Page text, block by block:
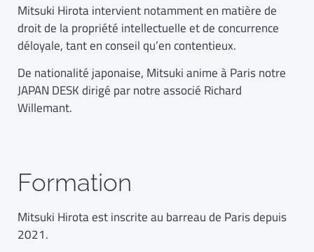
Mitsuki Hirota intervient notamment en matière de
droit de la propriété intellectuelle et de concurrence
déloyale, tant en conseil qu’en contentieux.
De nationalité japonaise, Mitsuki anime à Paris notre
JAPAN DESK dirigé par notre associé Richard
Willemant.
Formation
Mitsuki Hirota est inscrite au barreau de Paris depuis
2021.